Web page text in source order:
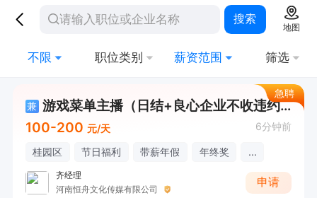
搜索
地图
不限 职位类别 薪资范围 筛选
急聘
兼
游戏菜单主播（日结+良心企业不收违约金）
100-200 元/天 6分钟前
桂园区 节日福利 带薪年假 年终奖 ...
齐经理
河南恒舟文化传媒有限公司
申请